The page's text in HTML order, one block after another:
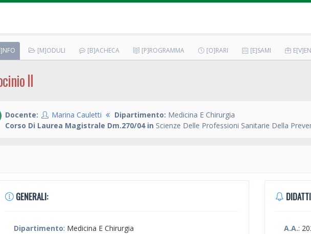
[M]ODULI [B]ACHECA [P]ROGRAMMA [O]RARI [E]SAMI
II
Docente: Marina Cauletti Dipartimento: Medicina E Chirurgia
Corso Di Laurea Magistrale Dm.270/04 in Scienze Delle Professioni Sanitarie Della
GENERALI:
Dipartimento: Medicina E Chirurgia
A.A.: